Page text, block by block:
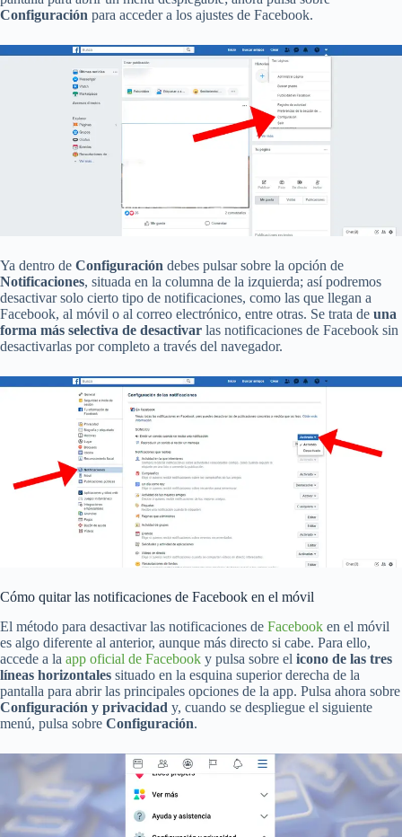
Configuración para acceder a los ajustes de Facebook.
Ya dentro de Configuración debes pulsar sobre la opción de
Notificaciones, situada en la columna de la izquierda; así podremos
desactivar solo cierto tipo de notificaciones, como las que llegan a
Facebook, al móvil o al correo electrónico, entre otras. Se trata de una
forma más selectiva de desactivar las notificaciones de Facebook sin
desactivarlas por completo a través del navegador.
Cómo quitar las notificaciones de Facebook en el móvil
El método para desactivar las notificaciones de Facebook en el móvil
es algo diferente al anterior, aunque más directo si cabe. Para ello,
accede a la app oficial de Facebook y pulsa sobre el icono de las tres
líneas horizontales situado en la esquina superior derecha de la
pantalla para abrir las principales opciones de la app. Pulsa ahora sobre
Configuración y privacidad y, cuando se despliegue el siguiente
menú, pulsa sobre Configuración.